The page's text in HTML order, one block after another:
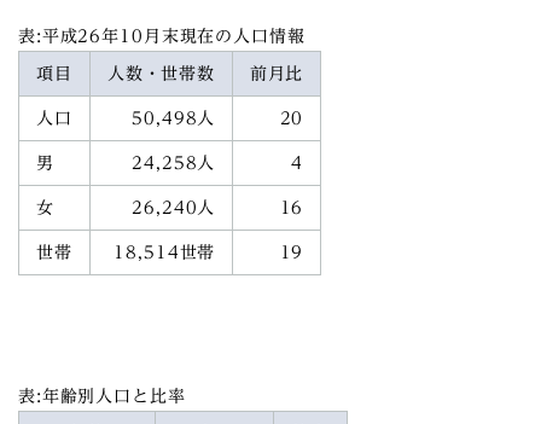
表:平成26年10月末現在の人口情報
項目 人数・世帯数 前月比
人口 50,498人 20
男 24,258人 4
女 26,240人 16
世帯 18,514世帯 19
表:年齢別人口と比率